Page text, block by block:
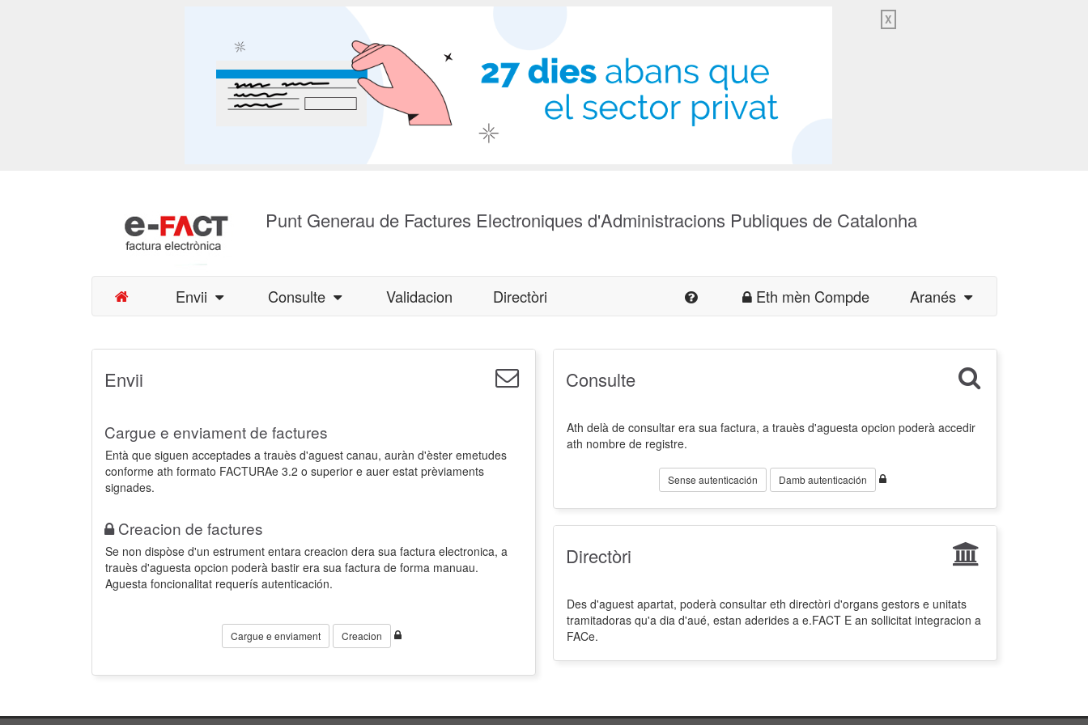
X
Punt Generau de Factures Electroniques d'Administracions Publiques de Catalonha
Envii Consulte Validacion Directòri Eth mèn Compde Aranés
Envii
Cargue e enviament de factures
Entà que siguen acceptades a trauès d'aguest canau, auràn d'èster emetudes
conforme ath formato FACTURAe 3.2 o superior e auer estat prèviaments
signades.
Creacion de factures
Se non dispòse d'un estrument entara creacion dera sua factura electronica, a
trauès d'aguesta opcion poderà bastir era sua factura de forma manuau.
Aguesta foncionalitat requerís autenticación.
Cargue e enviament Creacion
Consulte
Ath delà de consultar era sua factura, a trauès d'aguesta opcion poderà accedir
ath nombre de registre.
Sense autenticación Damb autenticación
Directòri
Des d'aguest apartat, poderà consultar eth directòri d'organs gestors e unitats
tramitadoras qu'a dia d'aué, estan aderides a e.FACT E an sollicitat integracion a
FACe.